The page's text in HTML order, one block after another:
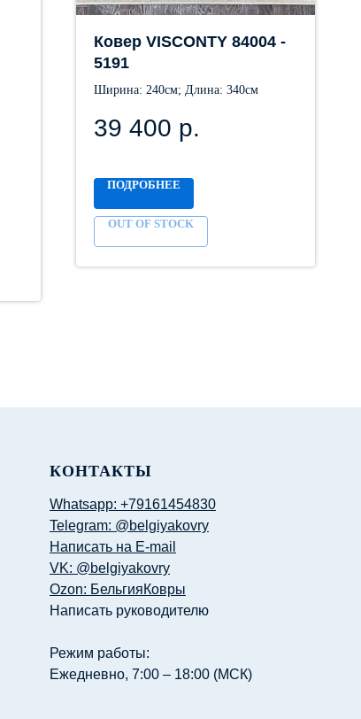
Ковер VISCONTY 84004 -
5191
Ширина: 240см; Длина: 340см
39 400 р.
ПОДРОБНЕЕ
OUT OF STOCK
КОНТАКТЫ
Whatsapp: +79161454830
Telegram: @belgiyakovry
Написать на E-mail
VK: @belgiyakovry
Ozon: БельгияКовры
Написать руководителю
Режим работы:
Ежедневно, 7:00 – 18:00 (МСК)